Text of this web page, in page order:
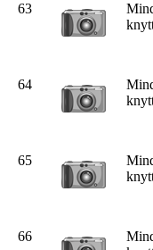
63
64
65
66